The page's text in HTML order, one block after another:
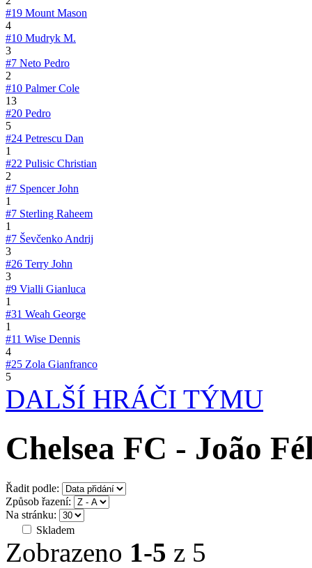
#19 Mount Mason
4
#10 Mudryk M.
3
#7 Neto Pedro
2
#10 Palmer Cole
13
#20 Pedro
5
#24 Petrescu Dan
1
#22 Pulisic Christian
2
#7 Spencer John
1
#7 Sterling Raheem
1
#7 Ševčenko Andrij
3
#26 Terry John
3
#9 Vialli Gianluca
1
#31 Weah George
1
#11 Wise Dennis
4
#25 Zola Gianfranco
5
DALŠÍ HRÁČI TÝMU
Chelsea FC - João
Řadit podle:
Způsob řazení:
Na stránku:
Skladem
Zobrazeno 1-5 z 5